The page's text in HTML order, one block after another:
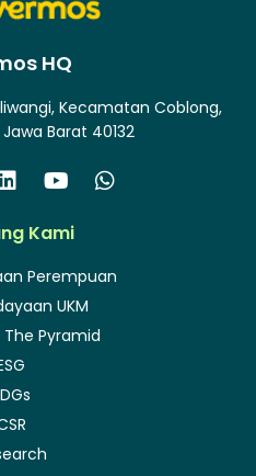
HQ
Kecamatan Coblong,
Barat 40132
Kami
Perempuan
UKM
Pyramid